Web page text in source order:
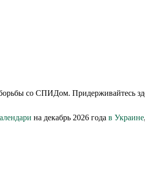
со СПИДом. Придерживайтесь
на декабрь 2026 года в Украине,